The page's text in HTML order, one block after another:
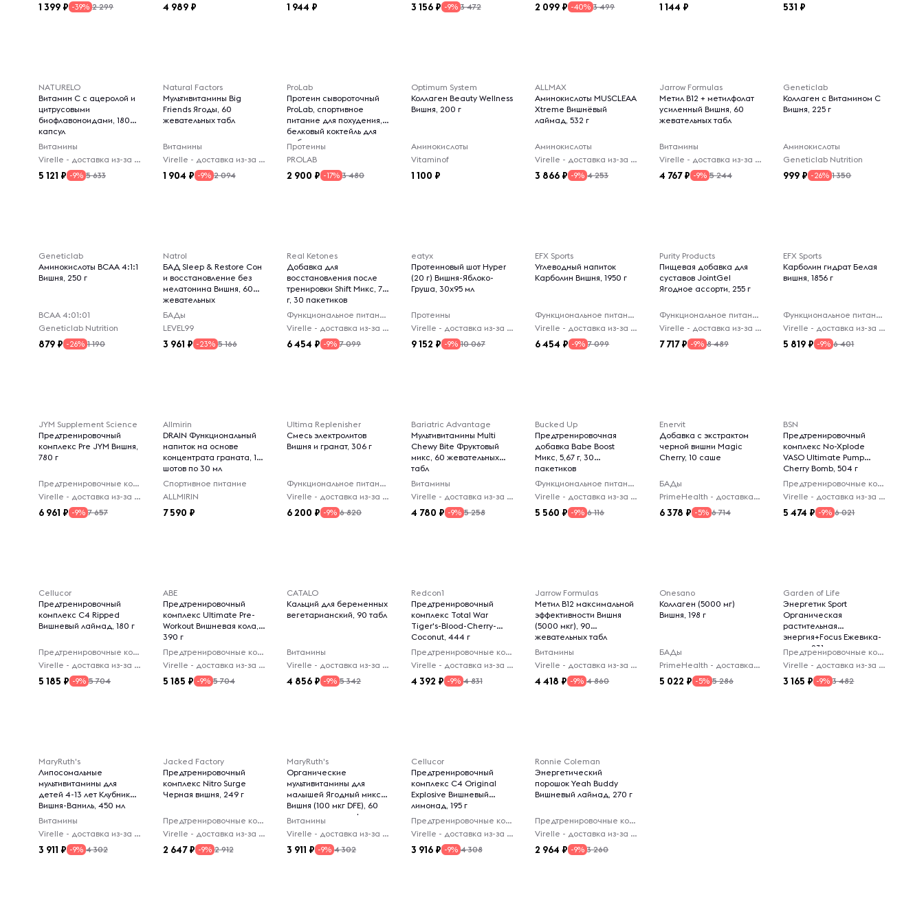
1 399 -39% 2 299 4 989 1 944 3 156 -9% 3 472 2 099 -40% 3 499 1 144 531
NATURELO
Витамин C с ацеролой и
цитрусовыми
биофлавоноидами, 180
капсул
Витамины
Virelle - доставка из-за рубежа
5 121 -9% 5 633
Natural Factors
Мультивитамины Big
Friends Ягоды, 60
жевательных табл
Витамины
Virelle - доставка из-за рубежа
1 904 -9% 2 094
ProLab
Протеин сывороточный
ProLab, спортивное
питание для похудения,
белковый коктейль для
набора массы, шоколад
вишня, 825г
Протеины
PROLAB
2 900 -17% 3 480
Optimum System
Коллаген Beauty Wellness
Вишня, 200 г
Аминокислоты
Vitaminof
1 100
ALLMAX
Аминокислоты MUSCLEAA
Xtreme Вишнёвый
лаймад, 532 г
Аминокислоты
Virelle - доставка из-за рубежа
3 866 -9% 4 253
Jarrow Formulas
Метил B12 + метилфолат
усиленный Вишня, 60
жевательных табл
Витамины
Virelle - доставка из-за рубежа
4 767 -9% 5 244
Geneticlab
Коллаген с Витамином С
Вишня, 225 г
Аминокислоты
Geneticlab Nutrition
999 -26% 1 350
Geneticlab
Аминокислоты BCAA 4:1:1
Вишня, 250 г
ВСАА 4:01:01
Geneticlab Nutrition
879 -26% 1 190
Natrol
БАД Sleep & Restore Сон
и восстановление без
мелатонина Вишня, 60
жевательных
мармеладок
БАДы
LEVEL99
3 961 -23% 5 166
Real Ketones
Добавка для
восстановления после
тренировки Shift Микс, 7,5
г, 30 пакетиков
Функциональное питание
Virelle - доставка из-за рубежа
6 454 -9% 7 099
eatyx
Протеиновый шот Hyper
(20 г) Вишня-Яблоко-
Груша, 30x95 мл
Протеины
Virelle - доставка из-за рубежа
9 152 -9% 10 067
EFX Sports
Углеводный напиток
Карболин Вишня, 1950 г
Функциональное питание
Virelle - доставка из-за рубежа
6 454 -9% 7 099
Purity Products
Пищевая добавка для
суставов JointGel
Ягодное ассорти, 255 г
Функциональное питание
Virelle - доставка из-за рубежа
7 717 -9% 8 489
EFX Sports
Карболин гидрат Белая
вишня, 1856 г
Функциональное питание
Virelle - доставка из-за рубежа
5 819 -9% 6 401
JYM Supplement Science
Предтренировочный
комплекс Pre JYM Вишня,
780 г
Предтренировочные комплексы
Virelle - доставка из-за рубежа
6 961 -9% 7 657
Allmirin
DRAIN Функциональный
напиток на основе
концентрата граната, 10
шотов по 30 мл
Спортивное питание
ALLMIRIN
7 590
Ultima Replenisher
Смесь электролитов
Вишня и гранат, 306 г
Функциональное питание
Virelle - доставка из-за рубежа
6 200 -9% 6 820
Bariatric Advantage
Мультивитамины Multi
Chewy Bite Фруктовый
микс, 60 жевательных
табл
Витамины
Virelle - доставка из-за рубежа
4 780 -9% 5 258
Bucked Up
Предтренировочная
добавка Babe Boost
Микс, 5,67 г, 30
пакетиков
Функциональное питание
Virelle - доставка из-за рубежа
5 560 -9% 6 116
Enervit
Добавка с экстрактом
черной вишни Magic
Cherry, 10 саше
БАДы
PrimeHealth - доставка из-за рубежа
6 378 -5% 6 714
BSN
Предтренировочный
комплекс No-Xplode
VASO Ultimate Pump
Cherry Bomb, 504 г
Предтренировочные комплексы
Virelle - доставка из-за рубежа
5 474 -9% 6 021
Cellucor
Предтренировочный
комплекс C4 Ripped
Вишневый лаймад, 180 г
Предтренировочные комплексы
Virelle - доставка из-за рубежа
5 185 -9% 5 704
ABE
Предтренировочный
комплекс Ultimate Pre-
Workout Вишневая кола,
390 г
Предтренировочные комплексы
Virelle - доставка из-за рубежа
5 185 -9% 5 704
CATALO
Кальций для беременных
вегетарианский, 90 табл
Витамины
Virelle - доставка из-за рубежа
4 856 -9% 5 342
Redcon1
Предтренировочный
комплекс Total War
Tiger's-Blood-Cherry-
Coconut, 444 г
Предтренировочные комплексы
Virelle - доставка из-за рубежа
4 392 -9% 4 831
Jarrow Formulas
Метил B12 максимальной
эффективности Вишня
(5000 мкг), 90
жевательных табл
Витамины
Virelle - доставка из-за рубежа
4 418 -9% 4 860
Onesano
Коллаген (5000 мг)
Вишня, 198 г
БАДы
PrimeHealth - доставка из-за рубежа
5 022 -5% 5 286
Garden of Life
Энергетик Sport
Органическая
растительная
энергия+Focus Ежевика-
вишня, 231 г
Предтренировочные комплексы
Virelle - доставка из-за рубежа
3 165 -9% 3 482
MaryRuth's
Липосомальные
мультивитамины для
детей 4-13 лет Клубника-
Вишня-Ваниль, 450 мл
Витамины
Virelle - доставка из-за рубежа
3 911 -9% 4 302
Jacked Factory
Предтренировочный
комплекс Nitro Surge
Черная вишня, 249 г
Предтренировочные комплексы
Virelle - доставка из-за рубежа
2 647 -9% 2 912
MaryRuth's
Органические
мультивитамины для
малышей Ягодный микс-
Вишня (100 мкг DFE), 60
жевательных конфет
Витамины
Virelle - доставка из-за рубежа
3 911 -9% 4 302
Cellucor
Предтренировочный
комплекс C4 Original
Explosive Вишневый
лимонад, 195 г
Предтренировочные комплексы
Virelle - доставка из-за рубежа
3 916 -9% 4 308
Ronnie Coleman
Энергетический
порошок Yeah Buddy
Вишневый лаймад, 270 г
Предтренировочные комплексы
Virelle - доставка из-за рубежа
2 964 -9% 3 260